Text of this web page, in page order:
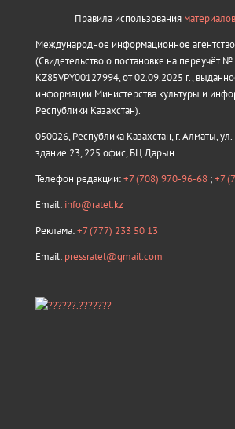
Правила использования материалов
Международное информационное
(Свидетельство о постановке на переучёт №
KZ85VPY00127994, от 02.09.2025 г.,
информации Министерства культуры и
Республики Казахстан).
050026, Республика Казахстан, г. Алматы,
здание 23, 225 офис, БЦ Дарын
Телефон редакции:+7 (708) 970-96-68 ;+7
Email: info@ratel.kz
Реклама:+7 (777) 233 50 13
Email: pressratel@gmail.com